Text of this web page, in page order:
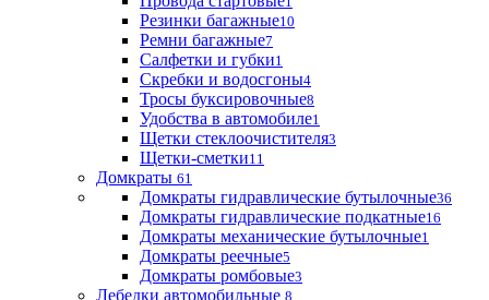
Резинки багажные10
Ремни багажные7
Салфетки и губки1
Скребки и водосгоны4
Тросы буксировочные8
Удобства в автомобиле1
Щетки стеклоочистителя3
Щетки-сметки11
Домкраты 61
Домкраты гидравлические бутылочные36
Домкраты гидравлические подкатные16
Домкраты механические бутылочные1
Домкраты реечные5
Домкраты ромбовые3
Лебедки автомобильные 8